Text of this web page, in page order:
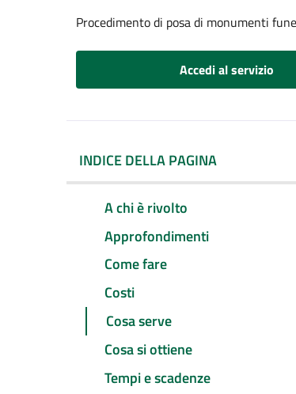
Procedimento di posa di monumenti
Accedi al servizio
INDICE DELLA PAGINA
A chi è rivolto
Approfondimenti
Come fare
Costi
Cosa serve
Cosa si ottiene
Tempi e scadenze